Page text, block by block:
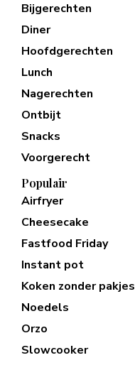
Bijgerechten
Diner
Hoofdgerechten
Lunch
Nagerechten
Ontbijt
Snacks
Voorgerecht
Populair
Airfryer
Cheesecake
Fastfood Friday
Instant pot
Koken zonder pakjes
Noedels
Orzo
Slowcooker